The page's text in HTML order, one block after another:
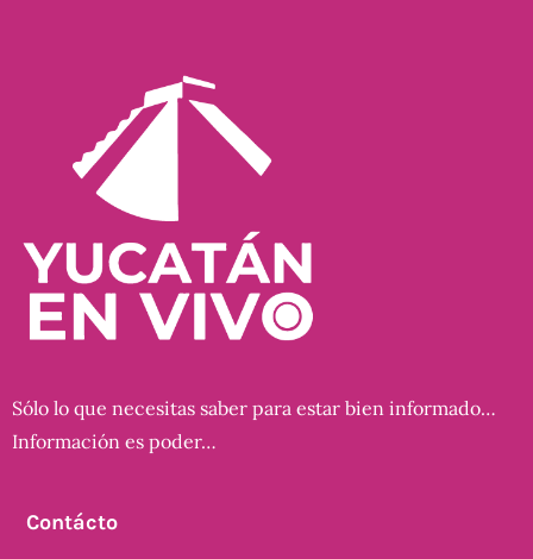
Sólo lo que necesitas saber para estar bien informado…
Información es poder…
Contácto